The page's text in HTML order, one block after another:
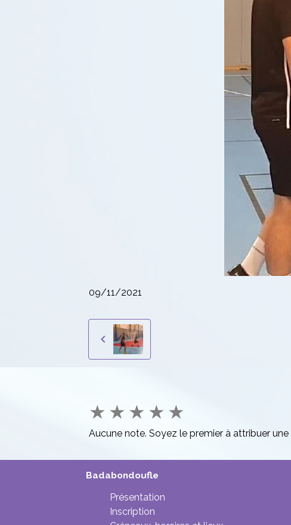
09/11/2021
★ ★ ★ ★ ★
Aucune note. Soyez le premier à attribuer une
Badabondoufle
Présentation
Inscription